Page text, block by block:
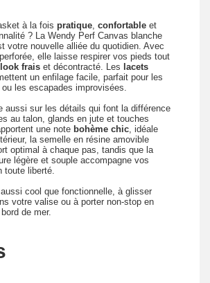
à la fois pratique, confortable et
? La Wendy Perf Canvas blanche
votre nouvelle alliée du quotidien. Avec
elle laisse respirer vos pieds tout
look frais et décontracté. Les lacets
un enfilage facile, parfait pour les
les escapades improvisées.
aussi sur les détails qui font la différence
au talon, glands en jute et touches
une note bohème chic, idéale
la semelle en résine amovible
optimal à chaque pas, tandis que la
légère et souple accompagne vos
toute liberté.
cool que fonctionnelle, à glisser
votre valise ou à porter non-stop en
de mer.